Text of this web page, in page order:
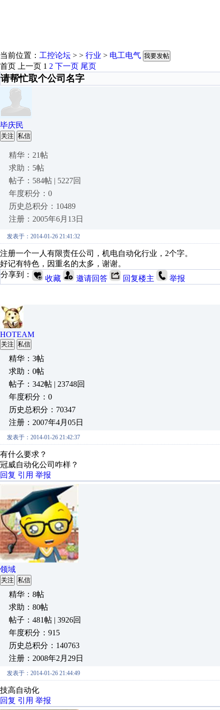
当前位置： 工控论坛 > > 行业 > 电工电气 我要发帖
首页 上一页 1 2 下一页 尾页
请帮忙取个公司名字
毕庆民
关注 私信
精华：21帖
求助：5帖
帖子：584帖 | 5227回
年度积分：0
历史总积分：10489
注册：2005年6月13日
发表于：2014-01-26 21:41:32
注册一个一人有限责任公司，机电自动化行业，2个字。
好记有特色，因重名的太多，谢谢。
分享到：
收藏 邀请回答 回复楼主 举报
HOTEAM
关注 私信
精华：3帖
求助：0帖
帖子：342帖 | 23748回
年度积分：0
历史总积分：70347
注册：2007年4月05日
发表于：2014-01-26 21:42:37
有什么要求？
冠威自动化公司咋样？
回复 引用 举报
领域
关注 私信
精华：8帖
求助：80帖
帖子：481帖 | 3926回
年度积分：915
历史总积分：140763
注册：2008年2月29日
发表于：2014-01-26 21:44:49
技高自动化
回复 引用 举报